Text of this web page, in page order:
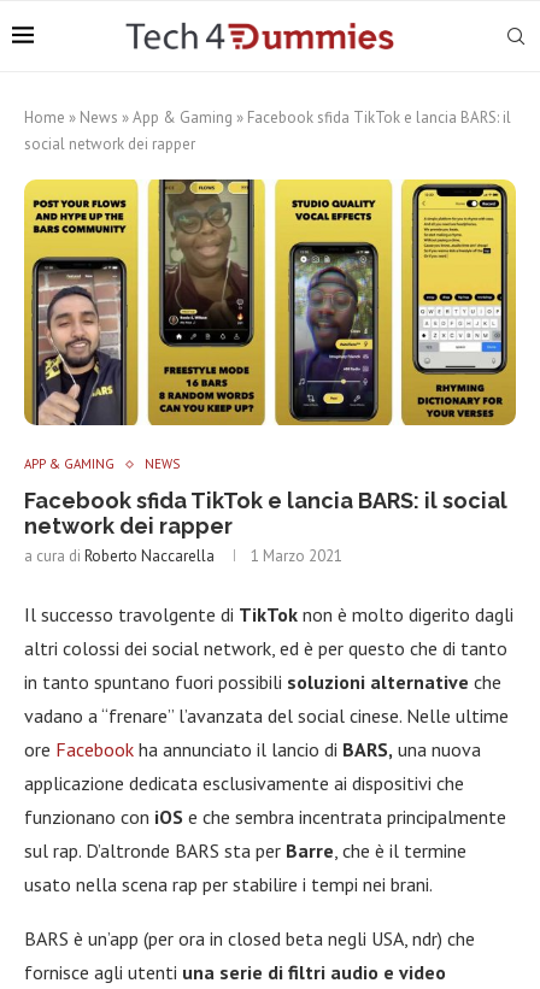
Home » News »App & Gaming » Facebook sfida TikTok e lancia BARS: il
social network dei rapper
APP & GAMING NEWS
Facebook sfida TikTok e lancia BARS: il social
network dei rapper
a cura di Roberto Naccarella 1 Marzo 2021
Il successo travolgente di TikTok non è molto digerito dagli
altri colossi dei social network, ed è per questo che di tanto
in tanto spuntano fuori possibili soluzioni alternative che
vadano a “frenare” l’avanzata del social cinese. Nelle ultime
ore Facebook ha annunciato il lancio di BARS, una nuova
applicazione dedicata esclusivamente ai dispositivi che
funzionano con iOS e che sembra incentrata principalmente
sul rap. D’altronde BARS sta per Barre, che è il termine
usato nella scena rap per stabilire i tempi nei brani.
BARS è un’app (per ora in closed beta negli USA, ndr) che
fornisce agli utenti una serie di filtri audio e video